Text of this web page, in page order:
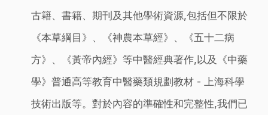
古籍、書籍、期刊及其他學術資源,包括但不限於
《本草綱目》、《神農本草經》、《五十二病
方》、《黃帝內經》等中醫經典著作,以及《中藥
學》普通高等教育中醫藥類規劃教材 - 上海科學
技術出版等。對於內容的準確性和完整性,我們已